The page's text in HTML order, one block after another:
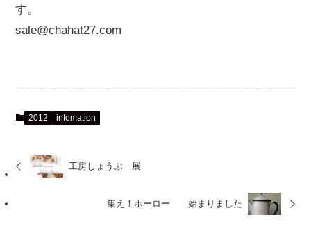
す。
sale@chahat27.com
2012 infomation
工房しょうぶ 展
集え！ホーロー 始まりました